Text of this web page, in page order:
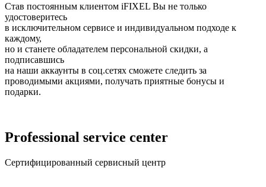
Став постоянным клиентом iFIXEL Вы не только
удостоверитесь
в исключительном сервисе и индивидуальном подходе к
каждому,
но и станете обладателем персональной скидки, а
подписавшись
на наши аккаунты в соц.сетях сможете следить за
проводимыми акциями, получать приятные бонусы и
подарки.
Professional service center
Сертифицированный сервисный центр